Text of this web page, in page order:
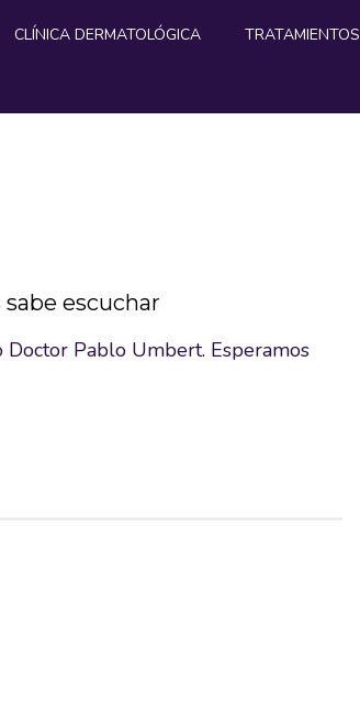
CLÍNICA DERMATOLÓGICA TRATAMIENTOS
escuchar
Pablo Umbert. Esperamos